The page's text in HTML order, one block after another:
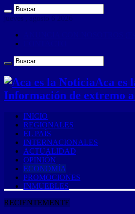
jueves , agosto 6 2026
Aca es
Información de extremo
INICIO
REGIONALES
EL PAÍS
INTERNACIONALES
ACTUALIDAD
OPINIÓN
ECONOMÍA
PROMOCIONES
INMUEBLES
RECIENTEMENTE